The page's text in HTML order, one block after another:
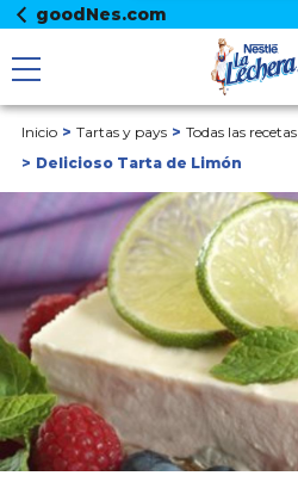
goodNes.com
Inicio Tartas y pays
Todas las recetas
Delicioso Tarta de Limón